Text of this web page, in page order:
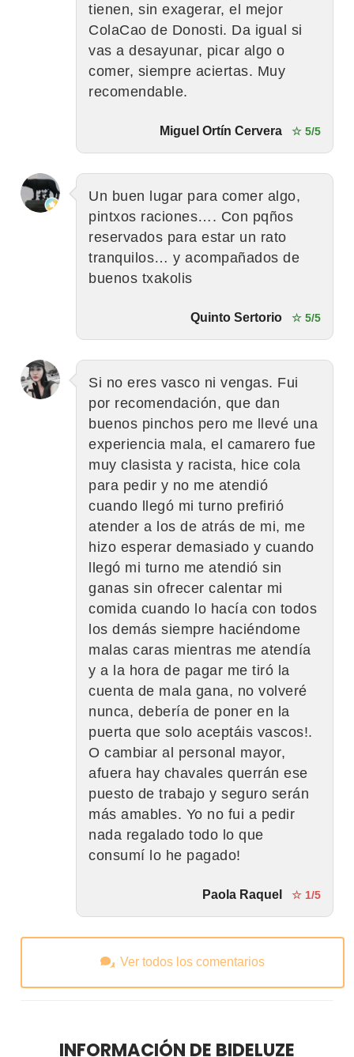
tienen, sin exagerar, el mejor
ColaCao de Donosti. Da igual si
vas a desayunar, picar algo o
comer, siempre aciertas. Muy
recomendable.
Miguel Ortín Cervera ☆ 5/5
Un buen lugar para comer algo,
pintxos raciones…. Con pqños
reservados para estar un rato
tranquilos… y acompañados de
buenos txakolis
Quinto Sertorio ☆ 5/5
Si no eres vasco ni vengas. Fui
por recomendación, que dan
buenos pinchos pero me llevé una
experiencia mala, el camarero fue
muy clasista y racista, hice cola
para pedir y no me atendió
cuando llegó mi turno prefirió
atender a los de atrás de mi, me
hizo esperar demasiado y cuando
llegó mi turno me atendió sin
ganas sin ofrecer calentar mi
comida cuando lo hacía con todos
los demás siempre haciéndome
malas caras mientras me atendía
y a la hora de pagar me tiró la
cuenta de mala gana, no volveré
nunca, debería de poner en la
puerta que solo aceptáis vascos!.
O cambiar al personal mayor,
afuera hay chavales querrán ese
puesto de trabajo y seguro serán
más amables. Yo no fui a pedir
nada regalado todo lo que
consumí lo he pagado!
Paola Raquel ☆ 1/5
Ver todos los comentarios
INFORMACIÓN DE BIDELUZE